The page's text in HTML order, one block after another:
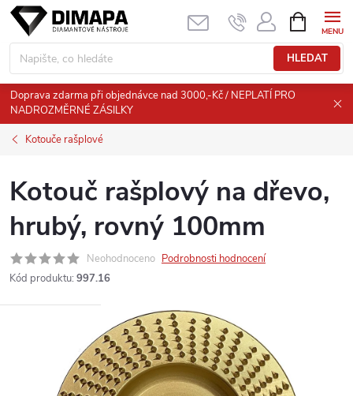
Přejít
obsah
HLEDAT
NÁKUPNÍ
KOŠÍK
Doprava zdarma při objednávce nad 3000,-Kč / NEPLATÍ PRO
NADROZMĚRNÉ ZÁSILKY
Kotouče rašplové
Kotouč rašplový na dřevo,
hrubý, rovný 100mm
Neohodnoceno Podrobnosti hodnocení
Kód produktu: 997.16